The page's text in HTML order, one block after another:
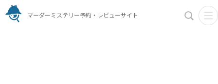
マーダーミステリー予約・レビューサイト